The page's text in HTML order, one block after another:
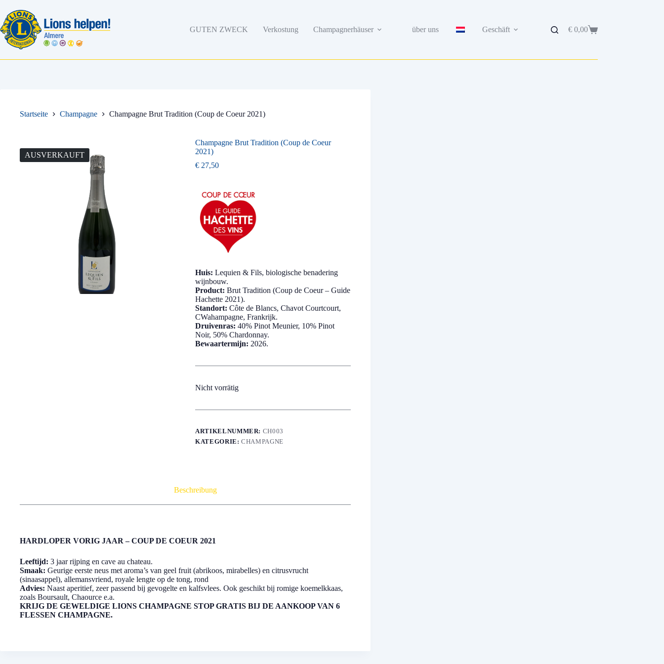
Inhalt
springen
GUTEN ZWECK
Verkostung Champagnerhäuser über uns Geschäft Warenkorb
€0,00
Startseite Champagne Champagne Brut Tradition (Coup de Coeur 2021)
AUSVERKAUFT
Champagne Brut Tradition (Coup de Coeur
2021)
€ 27,50
Huis: Lequien & Fils, biologische benadering
wijnbouw.
Product: Brut Tradition (Coup de Coeur – Guide
Hachette 2021).
Standort: Côte de Blancs, Chavot Courtcourt,
CWahampagne, Frankrijk.
Druivenras: 40% Pinot Meunier, 10% Pinot
Noir, 50% Chardonnay.
Bewaartermijn: 2026.
Nicht vorrätig
ARTIKELNUMMER: CH003
KATEGORIE:CHAMPAGNE
Beschreibung
HARDLOPER VORIG JAAR – COUP DE COEUR 2021
Leeftijd: 3 jaar rijping en cave au chateau.
Smaak: Geurige eerste neus met aroma’s van geel fruit (abrikoos, mirabelles) en citrusvrucht
(sinaasappel), allemansvriend, royale lengte op de tong, rond
Advies: Naast aperitief, zeer passend bij gevogelte en kalfsvlees. Ook geschikt bij romige koemelkkaas,
zoals Boursault, Chaource e.a.
KRIJG DE GEWELDIGE LIONS CHAMPAGNE STOP GRATIS BIJ DE AANKOOP VAN 6
FLESSEN CHAMPAGNE.